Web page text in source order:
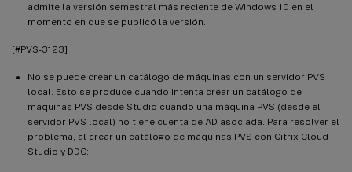
admite la versión semestral más reciente de Windows 10 en el
momento en que se publicó la versión.
[#PVS-3123]
No se puede crear un catálogo de máquinas con un servidor PVS
local. Esto se produce cuando intenta crear un catálogo de
máquinas PVS desde Studio cuando una máquina PVS (desde el
servidor PVS local) no tiene cuenta de AD asociada. Para resolver el
problema, al crear un catálogo de máquinas PVS con Citrix Cloud
Studio y DDC: